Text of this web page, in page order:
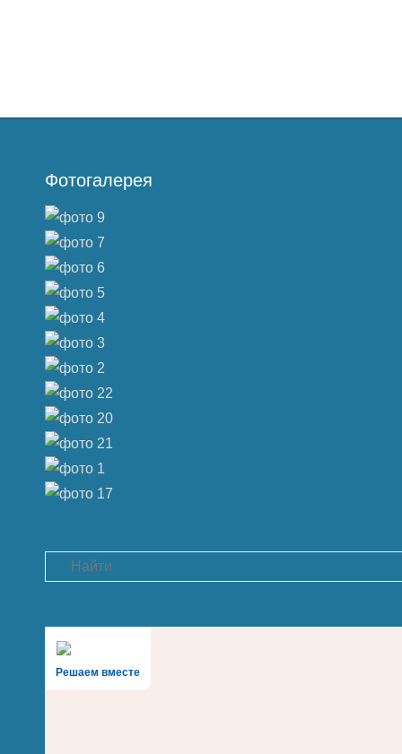
Фотогалерея
Search
Решаем вместе